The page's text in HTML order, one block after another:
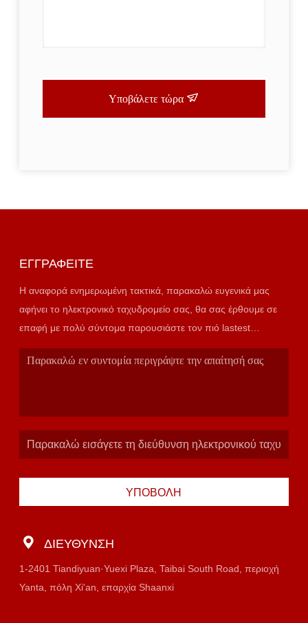
Υποβάλετε τώρα
ΕΓΓΡΑΦΕΊΤΕ
Η αναφορά ενημερωμένη τακτικά, παρακαλώ ευγενικά μας
αφήνει το ηλεκτρονικό ταχυδρομείο σας, θα σας έρθουμε σε
επαφή με πολύ σύντομα παρουσιάστε τον πιό lastest
κατάλογο.
ΥΠΟΒΟΛΉ
ΔΙΕΎΘΥΝΣΗ
1-2401 Tiandiyuan·Yuexi Plaza, Taibai South Road, περιοχή
Yanta, πόλη Xi'an, επαρχία Shaanxi